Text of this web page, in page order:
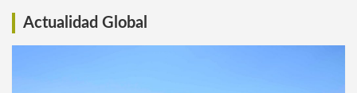
Actualidad Global